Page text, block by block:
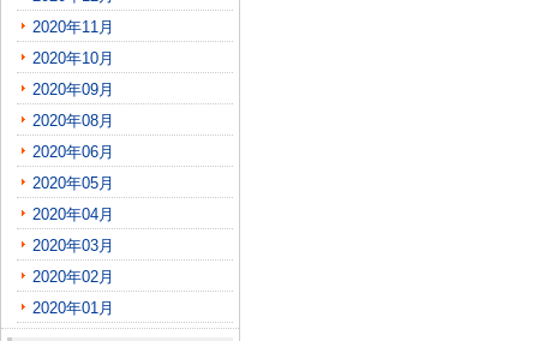
2020年11月
2020年10月
2020年09月
2020年08月
2020年06月
2020年05月
2020年04月
2020年03月
2020年02月
2020年01月